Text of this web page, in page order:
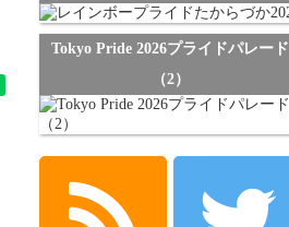
Tokyo Pride 2026プライドパレード
（2）